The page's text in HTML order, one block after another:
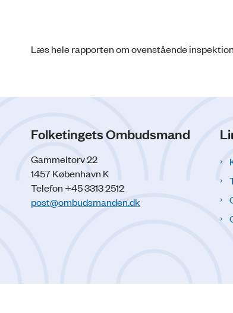
Læs hele rapporten om ovenstående
Folketingets Ombudsmand
Gammeltorv 22
1457 København K
Telefon +45 3313 2512
post@ombudsmanden.dk